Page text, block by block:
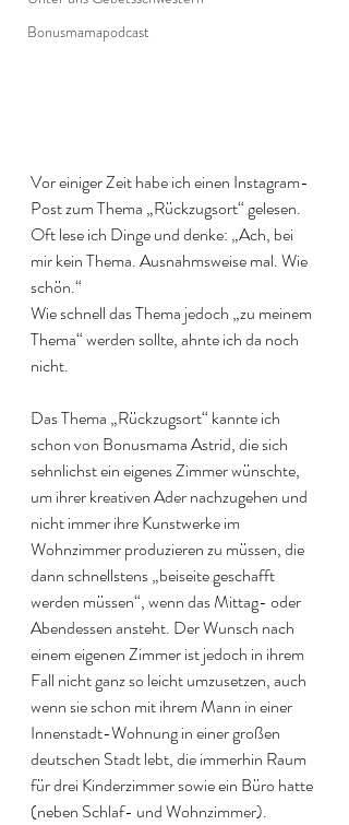
Bonusmamapodcast
Vor einiger Zeit habe ich einen Instagram-
Post zum Thema „Rückzugsort“ gelesen.
Oft lese ich Dinge und denke: „Ach, bei
mir kein Thema. Ausnahmsweise mal. Wie
schön.“
Wie schnell das Thema jedoch „zu meinem
Thema“ werden sollte, ahnte ich da noch
nicht.
Das Thema „Rückzugsort“ kannte ich
schon von Bonusmama Astrid, die sich
sehnlichst ein eigenes Zimmer wünschte,
um ihrer kreativen Ader nachzugehen und
nicht immer ihre Kunstwerke im
Wohnzimmer produzieren zu müssen, die
dann schnellstens „beiseite geschafft
werden müssen“, wenn das Mittag- oder
Abendessen ansteht. Der Wunsch nach
einem eigenen Zimmer ist jedoch in ihrem
Fall nicht ganz so leicht umzusetzen, auch
wenn sie schon mit ihrem Mann in einer
Innenstadt-Wohnung in einer großen
deutschen Stadt lebt, die immerhin Raum
für drei Kinderzimmer sowie ein Büro hatte
(neben Schlaf- und Wohnzimmer).